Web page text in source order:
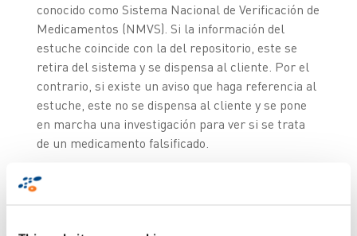
conocido como Sistema Nacional de Verificación de
Medicamentos (NMVS). Si la información del
estuche coincide con la del repositorio, este se
retira del sistema y se dispensa al cliente. Por el
contrario, si existe un aviso que haga referencia al
estuche, este no se dispensa al cliente y se pone
en marcha una investigación para ver si se trata
de un medicamento falsificado.
Esto nos lleva al eslabón intermedio de la cadena